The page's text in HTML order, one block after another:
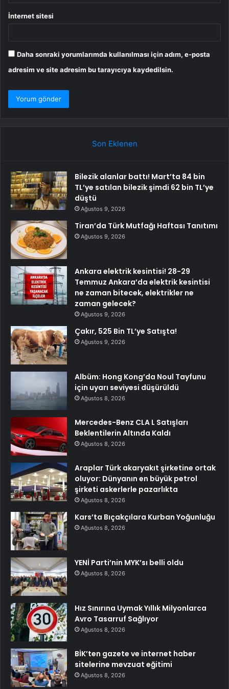
İnternet sitesi
Daha sonraki yorumlarımda kullanılması için adım, e-posta
adresim ve site adresim bu tarayıcıya kaydedilsin.
Son Eklenen
Bilezik alanlar battı! Mart’ta 84 bin
TL’ye satılan bilezik şimdi 62 bin TL’ye
düştü
Ağustos 9, 2026
Tiran’da Türk Mutfağı Haftası Tanıtımı
Ağustos 9, 2026
Ankara elektrik kesintisi! 28-29
Temmuz Ankara’da elektrik kesintisi
ne zaman bitecek, elektrikler ne
zaman gelecek?
Ağustos 9, 2026
Çakır, 525 Bin TL’ye Satışta!
Ağustos 9, 2026
Albüm: Hong Kong’da Noul Tayfunu
için uyarı seviyesi düşürüldü
Ağustos 8, 2026
Mercedes-Benz CLA L Satışları
Beklentilerin Altında Kaldı
Ağustos 8, 2026
Araplar Türk akaryakıt şirketine ortak
oluyor: Dünyanın en büyük petrol
şirketi askerlerle pazarlıkta
Ağustos 8, 2026
Kars’ta Bıçakçılara Kurban Yoğunluğu
Ağustos 8, 2026
YENİ Parti’nin MYK’sı belli oldu
Ağustos 8, 2026
Hız Sınırına Uymak Yıllık Milyonlarca
Avro Tasarruf Sağlıyor
Ağustos 8, 2026
BİK’ten gazete ve internet haber
sitelerine mevzuat eğitimi
Ağustos 8, 2026